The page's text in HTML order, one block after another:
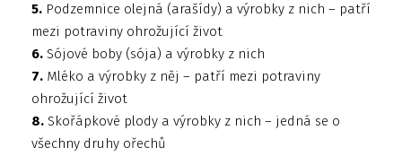
5. Podzemnice olejná (arašídy) a výrobky z nich – patří
mezi potraviny ohrožující život
6. Sójové boby (sója) a výrobky z nich
7. Mléko a výrobky z něj – patří mezi potraviny
ohrožující život
8. Skořápkové plody a výrobky z nich – jedná se o
všechny druhy ořechů